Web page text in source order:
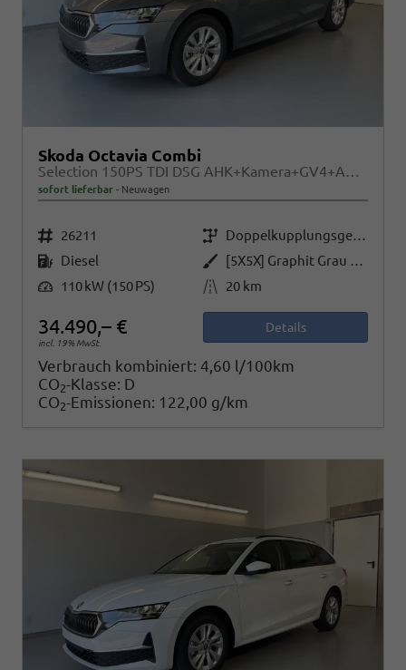
Skoda Octavia Combi
Selection 150PS TDI DSG AHK+Kamera+GV4+ACC+TravelAssist+Sunset+Alu+LightAssist
sofort lieferbar Neuwagen
Fahrzeugnr. 26211 Getriebe
Doppelkupplungsgetriebe (DSG)
Kraftstoff Diesel Außenfarbe
[5X5X] Graphit Grau Metallic
Leistung 110 kW (150 PS) Kilometerstand 20 km
34.490,– €
incl. 19% MwSt.
Details
Verbrauch kombiniert: 4,60 l/100km
CO2-Klasse: D
CO2-Emissionen: 122,00 g/km